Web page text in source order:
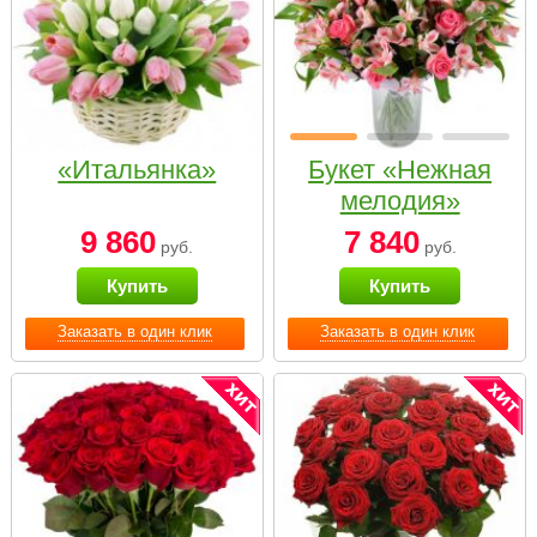
Заказать в один клик
«Итальянка»
9 860 руб.
Купить
Заказать в один клик
Букет «Нежная
мелодия»
7 840руб.
Купить